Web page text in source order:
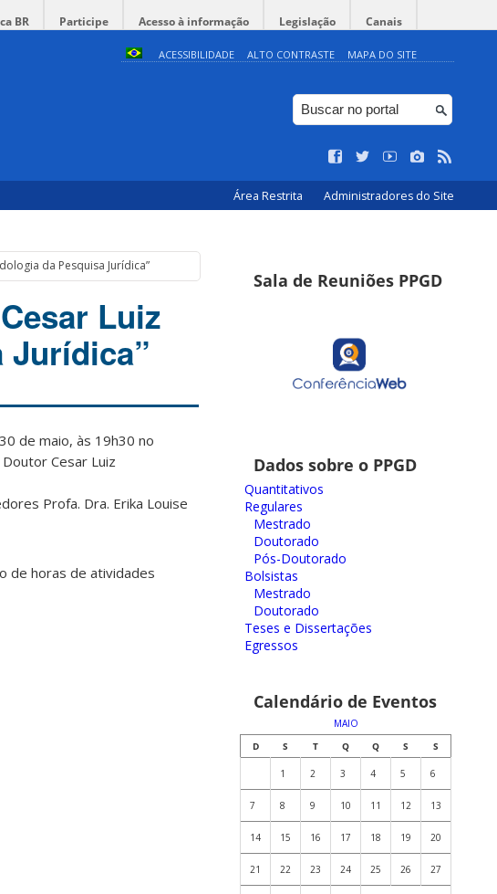
BR Participe Acesso à informação Legislação Canais
ACESSIBILIDADE ALTO CONTRASTE MAPA DO SITE
Área Restrita Administradores do Site
da Pesquisa Jurídica”
Luiz
Jurídica”
de maio, às 19h30 no
Cesar Luiz
Profa. Dra. Erika Louise
de horas de atividades
Sala de Reuniões PPGD
Dados sobre o PPGD
Quantitativos
Regulares
Mestrado
Doutorado
Pós-Doutorado
Bolsistas
Mestrado
Doutorado
Teses e Dissertações
Egressos
Calendário de Eventos
MAIO
D
S T Q Q S S
1 2 3 4 5 6
7 8 9 10 11 12 13
14 15 16 17 18 19 20
21 22 23 24 25 26 27